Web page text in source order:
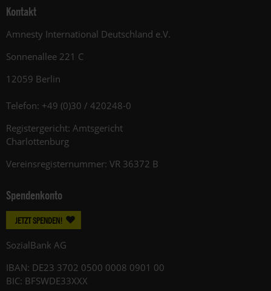
Kontakt
Amnesty International Deutschland e.V.
Sonnenallee 221 C
12059 Berlin
Telefon: +49 (0)30 / 420248-0
Registergericht: Amtsgericht
Charlottenburg
Vereinsregisternummer: VR 36372 B
Spendenkonto
JETZT SPENDEN!
SozialBank AG
IBAN: DE23 3702 0500 0008 0901 00
BIC: BFSWDE33XXX